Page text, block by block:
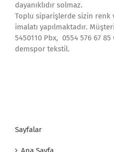
dayanıklıdır solmaz.
Toplu siparişlerde sizin renk
imalatı yapılmaktadır.
5450110 Pbx, 0554 576 67 85
demspor tekstil.
Sayfalar